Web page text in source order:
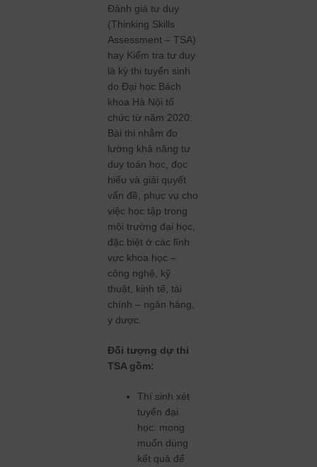
Đánh giá tư duy
(Thinking Skills
Assessment – TSA)
hay Kiểm tra tư duy
là kỳ thi tuyển sinh
do Đại học Bách
khoa Hà Nội tổ
chức từ năm 2020.
Bài thi nhằm đo
lường khả năng tư
duy toán học, đọc
hiểu và giải quyết
vấn đề, phục vụ cho
việc học tập trong
môi trường đại học,
đặc biệt ở các lĩnh
vực khoa học –
công nghệ, kỹ
thuật, kinh tế, tài
chính – ngân hàng,
y dược.
Đối tượng dự thi
TSA gồm:
Thí sinh xét
tuyển đại
học: mong
muốn dùng
kết quả để